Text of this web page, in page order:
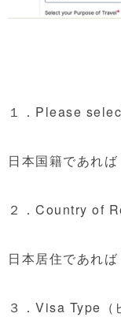
１．Please
日本国籍であれ
２．Country of
日本居住であれ
３．Visa Type（